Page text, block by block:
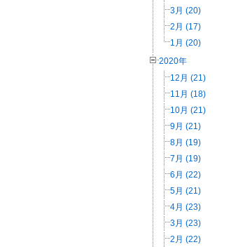
3月 (20)
2月 (17)
1月 (20)
2020年
12月 (21)
11月 (18)
10月 (21)
9月 (21)
8月 (19)
7月 (19)
6月 (22)
5月 (21)
4月 (23)
3月 (23)
2月 (22)